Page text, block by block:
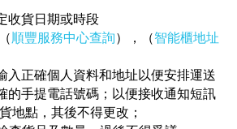
貨日期或時段
順豐服務中心查詢），（智能櫃地址
正確個人資料和地址以便安排運送
手提電話號碼；以便接收通知短訊
地點，其後不得更改；